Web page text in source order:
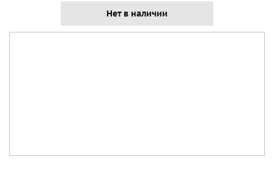
Нет в наличии